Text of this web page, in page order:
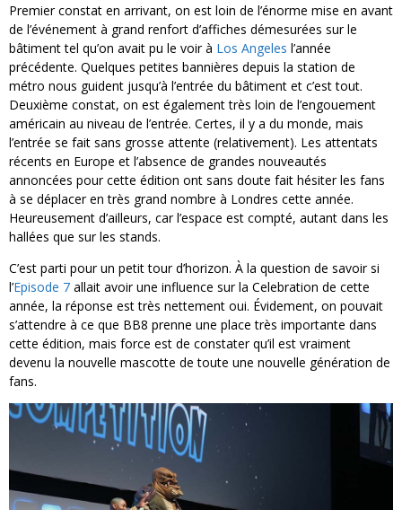
Premier constat en arrivant, on est loin de l’énorme mise en avant
de l’événement à grand renfort d’affiches démesurées sur le
bâtiment tel qu’on avait pu le voir à Los Angeles l’année
précédente. Quelques petites bannières depuis la station de
métro nous guident jusqu’à l’entrée du bâtiment et c’est tout.
Deuxième constat, on est également très loin de l’engouement
américain au niveau de l’entrée. Certes, il y a du monde, mais
l’entrée se fait sans grosse attente (relativement). Les attentats
récents en Europe et l’absence de grandes nouveautés
annoncées pour cette édition ont sans doute fait hésiter les fans
à se déplacer en très grand nombre à Londres cette année.
Heureusement d’ailleurs, car l’espace est compté, autant dans les
hallées que sur les stands.
C’est parti pour un petit tour d’horizon. À la question de savoir si
l’Episode 7 allait avoir une influence sur la Celebration de cette
année, la réponse est très nettement oui. Évidement, on pouvait
s’attendre à ce que BB8 prenne une place très importante dans
cette édition, mais force est de constater qu’il est vraiment
devenu la nouvelle mascotte de toute une nouvelle génération de
fans.